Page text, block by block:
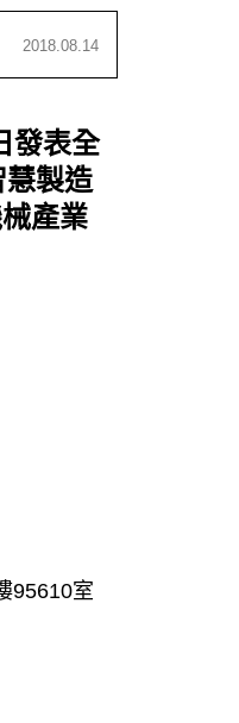
2018.08.14
發表全
製造
產業
95610室